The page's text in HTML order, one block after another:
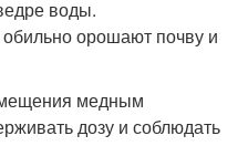
воды.
орошают почву и
медным
дозу и соблюдать